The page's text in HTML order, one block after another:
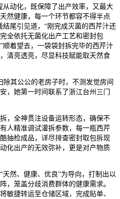
动化，既保障了出产效率，又最大
然健康，每一个环节都容不得半点
尾引见道，“刚完成灭菌的西芹汁还
全依托无菌化出产工艺和密封包
着望去，一袋袋封拆完毕的西芹汁
清亮透亮，尽显科技赋能取天然食
其公公的老房子时，不测发觉房间
，她第一时间联系了浙江台州三门
全神贯注设备运转形态，确保不
人精准调试灌拆参数，每一瓶西芹
抽检成品，详尽排查密封取包拆现
化出产的无效弥补，更是对产物质
然、健康、优良”为导向，打制出以
，笼盖分歧消费群体的健康需求。
敏捷转运至仓储区域，完成贴单、